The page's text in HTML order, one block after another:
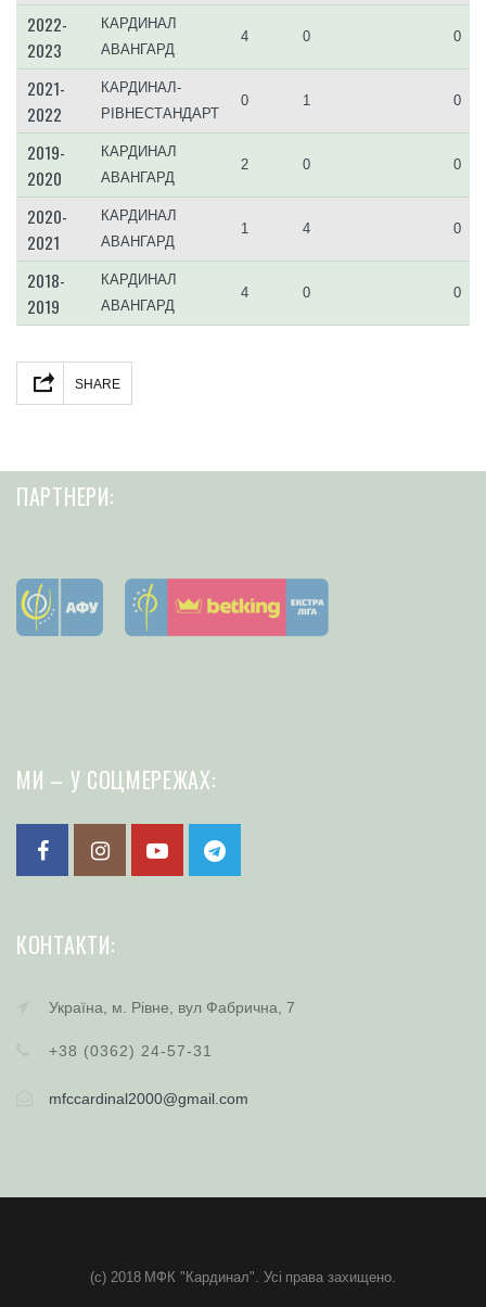
2022-
2023
КАРДИНАЛ
АВАНГАРД
4 0 0
2021-
2022
КАРДИНАЛ-
РІВНЕСТАНДАРТ
0 1 0
2019-
2020
КАРДИНАЛ
АВАНГАРД
2 0 0
2020-
2021
КАРДИНАЛ
АВАНГАРД
1 4 0
2018-
2019
КАРДИНАЛ
АВАНГАРД
4 0 0
SHARE
ПАРТНЕРИ:
МИ – У СОЦМЕРЕЖАХ:
КОНТАКТИ:
Україна, м. Рівне, вул Фабрична, 7
+38 (0362) 24-57-31
mfccardinal2000@gmail.com
(c) 2018 МФК "Кардинал". Усі права захищено.